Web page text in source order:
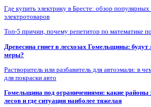
Где купить электрику в Бресте: обзор популярных
электротоваров
Топ-5 причин, почему репетитор по математике
Древесина гниет в лесхозах Гомельщины:
меры?
Растворитель или разбавитель для автоэмали: в
для покраски авто
Гомельщина под ограничениями: какие
лесов и где ситуация наиболее тяжелая